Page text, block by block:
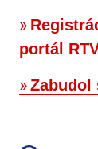
portál
Zabudol